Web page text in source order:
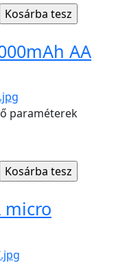
AA
paraméterek
micro